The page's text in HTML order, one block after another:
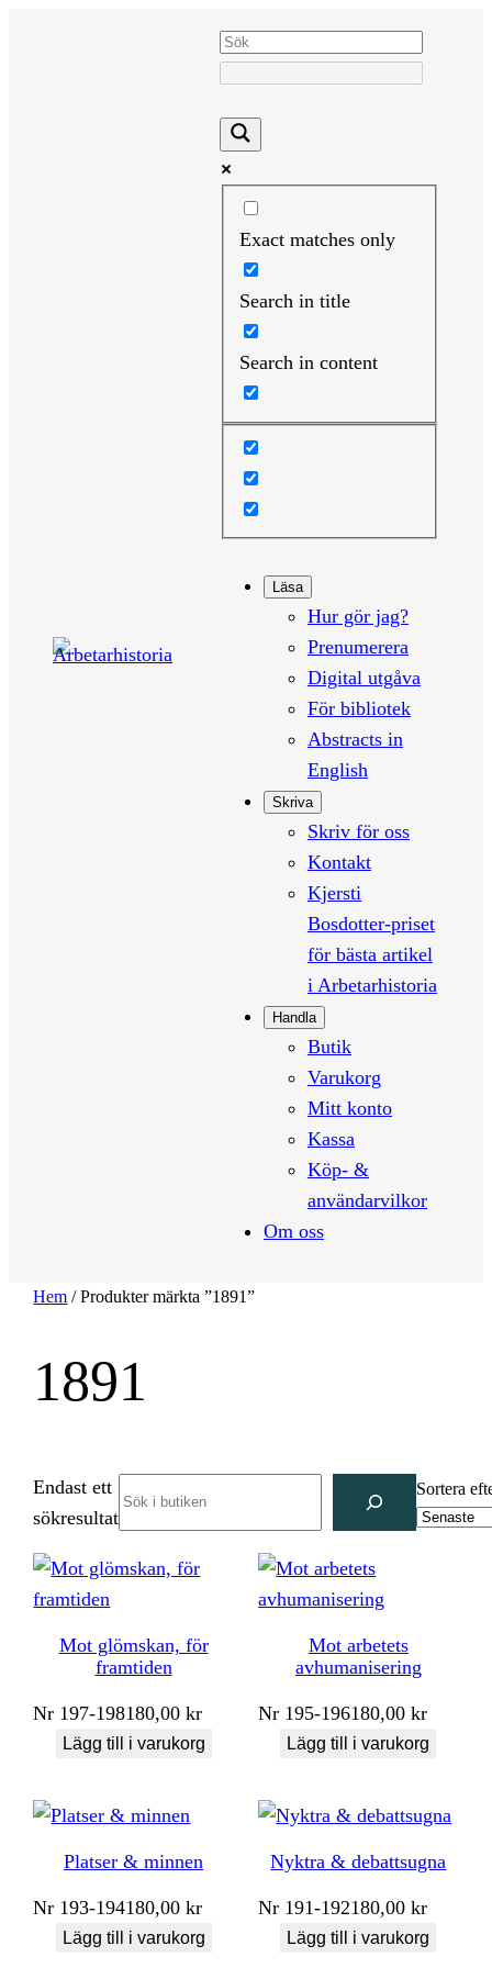
Exact matches only
Search in title
Search in content
Läsa
Hur gör jag?
Prenumerera
Digital utgåva
För bibliotek
Abstracts in
English
Skriva
Skriv för oss
Kontakt
Kjersti
Bosdotter-priset
för bästa artikel
i Arbetarhistoria
Handla
Butik
Varukorg
Mitt konto
Kassa
Köp- &
användarvilkor
Om oss
Hem / Produkter märkta ”1891”
1891
Endast ett
sökresultat
Sortera
Mot glömskan, för
framtiden
Nr 197-198180,00kr
Lägg till i varukorg
Mot arbetets
avhumanisering
Nr 195-196180,00kr
Lägg till i varukorg
Platser & minnen
Nr 193-194180,00kr
Lägg till i varukorg
Nyktra & debattsugna
Nr 191-192180,00kr
Lägg till i varukorg